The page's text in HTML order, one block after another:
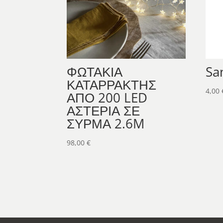
ΦΩΤΑΚΙΑ
ΚΑΤΑΡΡΑΚΤΗΣ
ΑΠΟ 200 LED
ΑΣΤΕΡΙΑ ΣΕ
ΣΥΡΜΑ 2.6M
98,00€
4,00